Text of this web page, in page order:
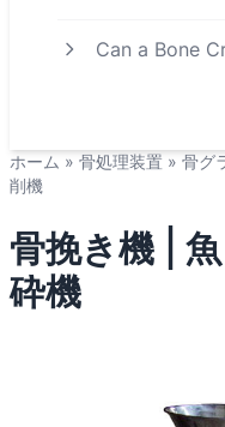
Can a Bone
ホーム » 骨処理装置 » 骨グ
削機
骨挽き機 |
砕機